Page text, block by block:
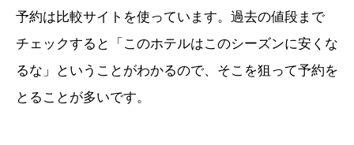
予約は比較サイトを使っています。過去の値段まで
チェックすると「このホテルはこのシーズンに安くな
るな」ということがわかるので、そこを狙って予約を
とることが多いです。